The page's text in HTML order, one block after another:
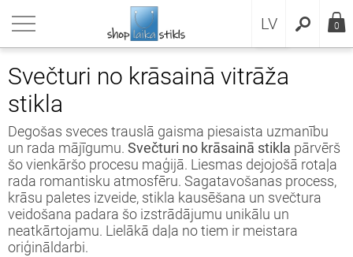
LV
RU 0
Svečturi no krāsainā vitrāža
stikla
Degošas sveces trauslā gaisma piesaista uzmanību
un rada mājīgumu. Svečturi no krāsainā stikla pārvērš
šo vienkāršo procesu maģijā. Liesmas dejojošā rotaļa
rada romantisku atmosfēru. Sagatavošanas process,
krāsu paletes izveide, stikla kausēšana un svečtura
veidošana padara šo izstrādājumu unikālu un
neatkārtojamu. Lielākā daļa no tiem ir meistara
oriģināldarbi.
audzēšana
replikas
instrumenti
trauki
pēc sugām
bonsai substrāti
sastavdaļas
grunts
noformējums
pulksteņi
ar rādītājiem
pulksteņi
Zen dārzi
dārza elementi
rakstu zīmes
magnēti
materiāli
stikls
komplekti
politika
politika